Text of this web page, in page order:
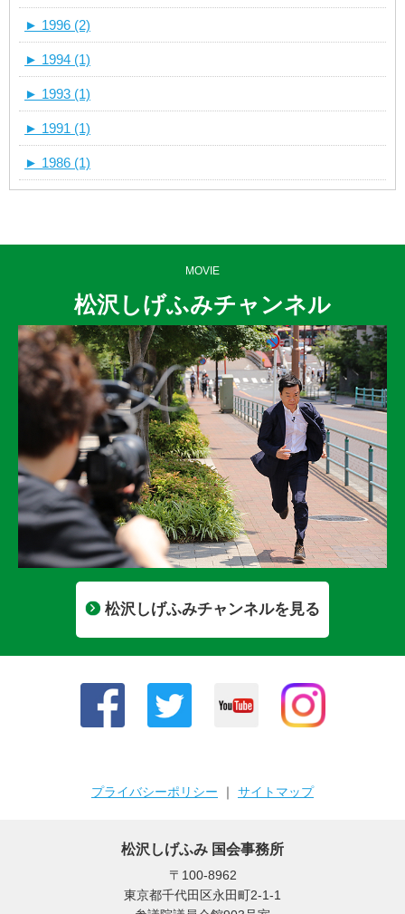
► 1996 (2)
► 1994 (1)
► 1993 (1)
► 1991 (1)
► 1986 (1)
MOVIE
松沢しげふみチャンネル
松沢しげふみチャンネルを見る
プライバシーポリシー ｜ サイトマップ
松沢しげふみ 国会事務所
〒100-8962
東京都千代田区永田町2-1-1